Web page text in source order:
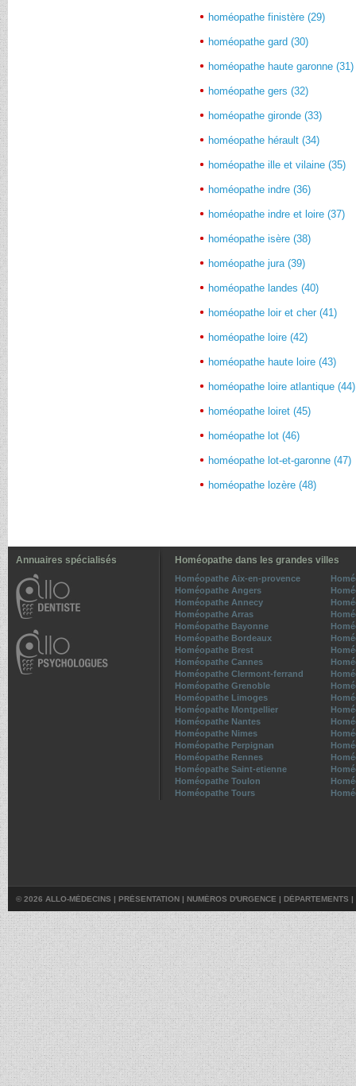
homéopathe finistère (29)
homéopathe gard (30)
homéopathe haute garonne (31)
homéopathe gers (32)
homéopathe gironde (33)
homéopathe hérault (34)
homéopathe ille et vilaine (35)
homéopathe indre (36)
homéopathe indre et loire (37)
homéopathe isère (38)
homéopathe jura (39)
homéopathe landes (40)
homéopathe loir et cher (41)
homéopathe loire (42)
homéopathe haute loire (43)
homéopathe loire atlantique (44)
homéopathe loiret (45)
homéopathe lot (46)
homéopathe lot-et-garonne (47)
homéopathe lozère (48)
Annuaires spécialisés Homéopathe dans les grandes villes
Homéopathe Aix-en-provence
Homéopathe Angers
Homéopathe Annecy
Homéopathe Arras
Homéopathe Bayonne
Homéopathe Bordeaux
Homéopathe Brest
Homéopathe Cannes
Homéopathe Clermont-ferrand
Homéopathe Grenoble
Homéopathe Limoges
Homéopathe Montpellier
Homéopathe Nantes
Homéopathe Nimes
Homéopathe Perpignan
Homéopathe Rennes
Homéopathe Saint-etienne
Homéopathe Toulon
Homéopathe Tours
© 2026 ALLO-MÉDECINS | PRÉSENTATION | NUMÉROS D'URGENCE | DÉPARTEMENTS |